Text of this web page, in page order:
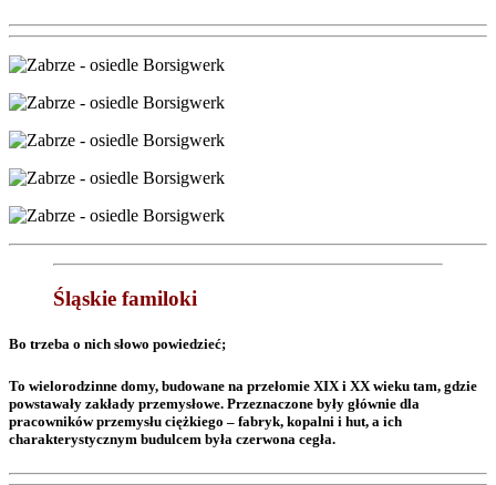
Śląskie familoki
Bo trzeba o nich słowo powiedzieć;
To wielorodzinne domy, budowane na przełomie XIX i XX wieku tam, gdzie
powstawały zakłady przemysłowe. Przeznaczone były głównie dla
pracowników przemysłu ciężkiego – fabryk, kopalni i hut, a ich
charakterystycznym budulcem była czerwona cegła.